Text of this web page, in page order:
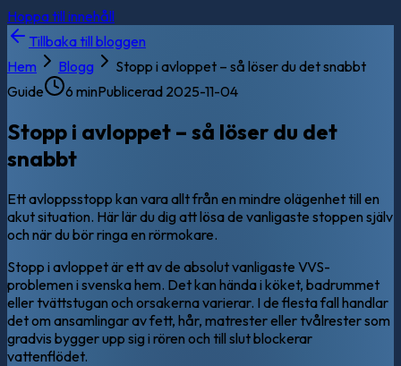
Hoppa till innehåll
Tillbaka till bloggen
Hem
Blogg
Stopp i avloppet – så löser du det snabbt
Guide
6 minPublicerad 2025-11-04
Stopp i avloppet – så löser du det
snabbt
Ett avloppsstopp kan vara allt från en mindre olägenhet till en
akut situation. Här lär du dig att lösa de vanligaste stoppen själv
och när du bör ringa en rörmokare.
Stopp i avloppet är ett av de absolut vanligaste VVS-
problemen i svenska hem. Det kan hända i köket, badrummet
eller tvättstugan och orsakerna varierar. I de flesta fall handlar
det om ansamlingar av fett, hår, matrester eller tvålrester som
gradvis bygger upp sig i rören och till slut blockerar
vattenflödet.